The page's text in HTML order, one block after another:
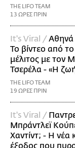
THE LIFO TEAM
13 ΩΡΕΣ ΠΡΙΝ
It's Viral /Αθηνά
Το βίντεο από το
μέλιτος με τον
Τσερέλα - «Η
THE LIFO TEAM
19 ΩΡΕΣ ΠΡΙΝ
It's Viral /
Μπράντλεϊ
Χαντίντ; - Η νέα
έξοδος που